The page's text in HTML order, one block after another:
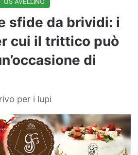
sfide da brividi: i
cui il trittico può
di
per i lupi